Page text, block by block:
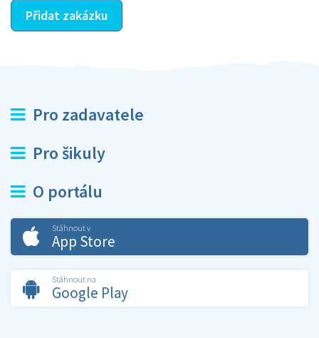
Přidat zakázku
Pro zadavatele
Pro šikuly
O portálu
Stáhnout v
App Store
Stáhnout na
Google Play